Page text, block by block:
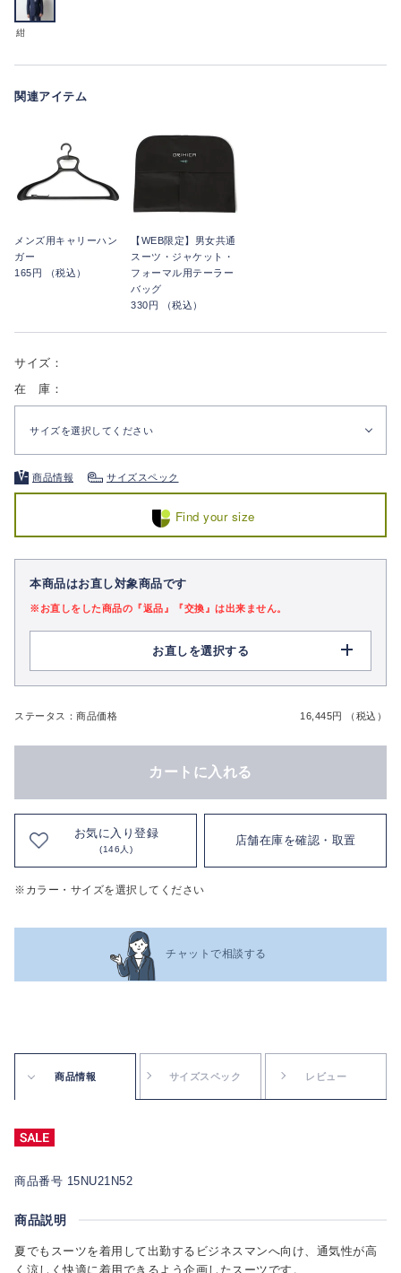
紺
関連アイテム
メンズ用キャリーハン
ガー
165円 （税込）
【WEB限定】男女共通
スーツ・ジャケット・
フォーマル用テーラー
バッグ
330円 （税込）
サイズ：
在 庫：
サイズを選択してください
商品情報 サイズスペック
Find your size
本商品はお直し対象商品です
※お直しをした商品の『返品』『交換』は出来ません。
お直しを選択する
ステータス：商品価格 16,445円 （税込）
カートに入れる
お気に入り登録
(146人)
店舗在庫を確認・取置
※カラー・サイズを選択してください
チャットで相談する
商品情報 サイズスペック レビュー
商品番号 15NU21N52
商品説明
夏でもスーツを着用して出勤するビジネスマンへ向け、通気性が高
く涼しく快適に着用できるよう企画したスーツです。